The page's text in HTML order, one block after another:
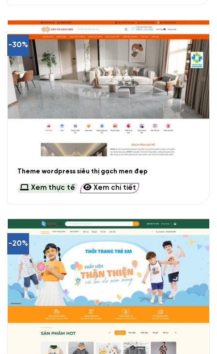
-30%
Theme wordpress siêu thị gạch men đẹp
Xem thực tế Xem chi tiết
-20%